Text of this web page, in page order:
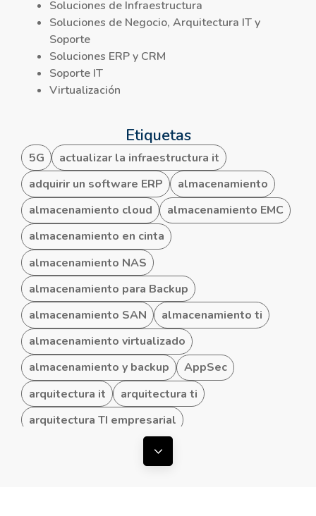
Soluciones de Infraestructura
Soluciones de Negocio, Arquitectura IT y
Soporte
Soluciones ERP y CRM
Soporte IT
Virtualización
Etiquetas
5G
actualizar la infraestructura it
adquirir un software ERP
almacenamiento
almacenamiento cloud
almacenamiento EMC
almacenamiento en cinta
almacenamiento NAS
almacenamiento para Backup
almacenamiento SAN
almacenamiento ti
almacenamiento virtualizado
almacenamiento y backup
AppSec
arquitectura it
arquitectura ti
arquitectura TI empresarial
Mostrar todas las etiquetas